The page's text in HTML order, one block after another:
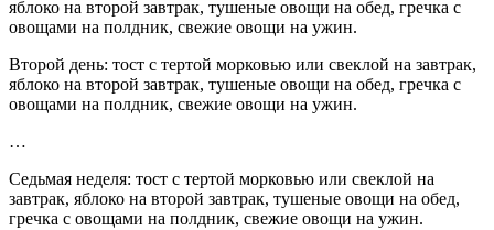
яблоко на второй завтрак, тушеные овощи на обед, гречка с
овощами на полдник, свежие овощи на ужин.
Второй день: тост с тертой морковью или свеклой на завтрак,
яблоко на второй завтрак, тушеные овощи на обед, гречка с
овощами на полдник, свежие овощи на ужин.
…
Седьмая неделя: тост с тертой морковью или свеклой на
завтрак, яблоко на второй завтрак, тушеные овощи на обед,
гречка с овощами на полдник, свежие овощи на ужин.